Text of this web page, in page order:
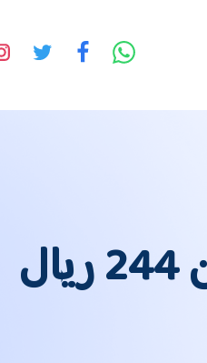
كم سعر التوصيل من جدة الى مكة بسعر يبدأ من 244 ريال